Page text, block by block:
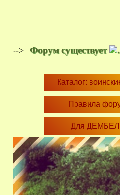
--> Форум существует .
Каталог:
Правила
Для